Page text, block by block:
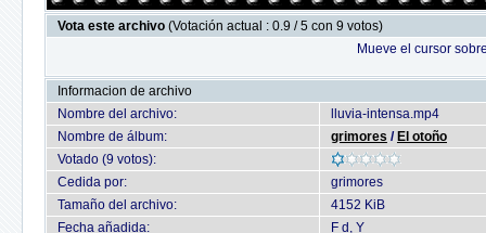
Vota este archivo (Votación actual : 0.9 / 5 con 9 votos)
Mueve el cursor
Informacion de archivo
Nombre del archivo:
lluvia-intensa.mp4
Nombre de álbum:
grimores / El otoño
Votado (9 votos):
Cedida por:
grimores
Tamaño del archivo:
4152 KiB
Fecha añadida:
F d, Y